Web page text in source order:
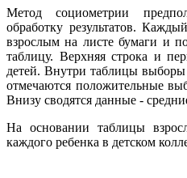
Метод социометрии
обработку результатов.
взрослым на листе бумаги и
таблицу. Верхняя строка и
детей. Внутри таблицы
отмечаются положительные
Внизу сводятся данные -
На основании таблицы
каждого ребенка в детском